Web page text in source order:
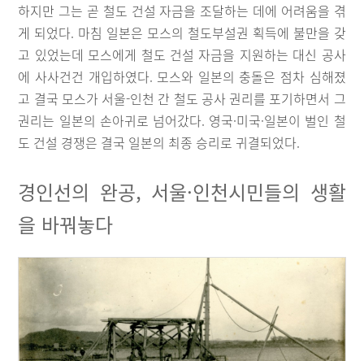
하지만 그는 곧 철도 건설 자금을 조달하는 데에 어려움을 겪
게 되었다. 마침 일본은 모스의 철도부설권 획득에 불만을 갖
고 있었는데 모스에게 철도 건설 자금을 지원하는 대신 공사
에 사사건건 개입하였다. 모스와 일본의 충돌은 점차 심해졌
고 결국 모스가 서울-인천 간 철도 공사 권리를 포기하면서 그
권리는 일본의 손아귀로 넘어갔다. 영국·미국·일본이 벌인 철
도 건설 경쟁은 결국 일본의 최종 승리로 귀결되었다.
경인선의 완공, 서울·인천시민들의 생활
을 바꿔놓다